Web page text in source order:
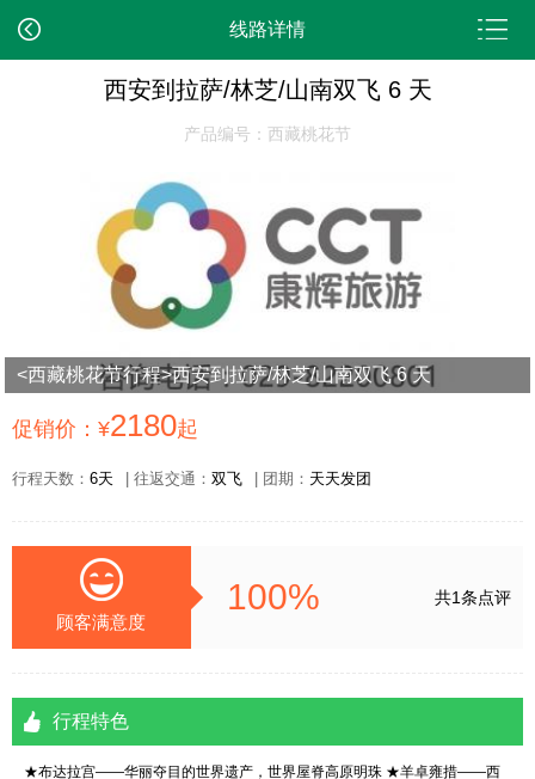
线路详情
西安到拉萨/林芝/山南双飞 6 天
产品编号：西藏桃花节
<西藏桃花节行程>西安到拉萨/林芝/山南双飞 6 天
促销价：¥2180起
行程天数： 6天 | 往返交通： 双飞 | 团期： 天天发团
顾客满意度
100% 共1条点评
行程特色
★布达拉宫——华丽夺目的世界遗产，世界屋脊高原明珠 ★羊卓雍措——西